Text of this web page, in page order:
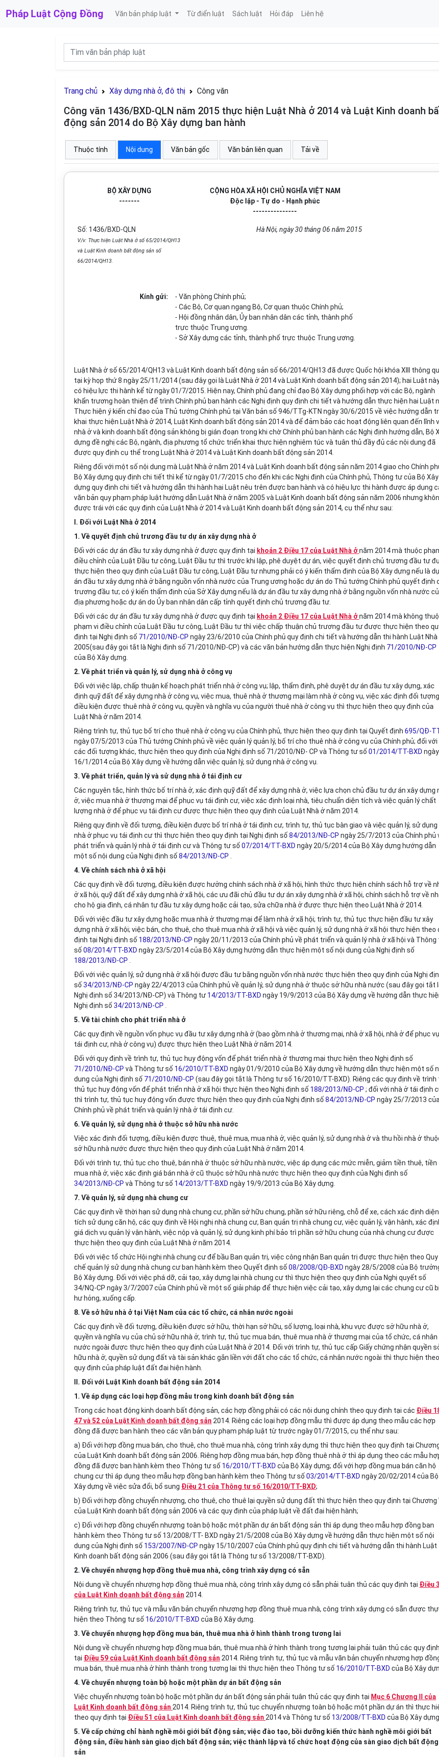
Pháp Luật Cộng Đồng Văn bản pháp luật Từ điển luật Sách luật Hỏi đáp Liên hệ
Trang chủ Xây dựng nhà ở, đô thị Công văn
Công văn 1436/BXD-QLN năm 2015 thực hiện Luật Nhà ở 2014 và Luật Kinh doanh
động sản 2014 do Bộ Xây dựng ban hành
Thuộc tính Nội dung Văn bản gốc Văn bản liên quan Tải về
BỘ XÂY DỰNG
-------
CỘNG HÒA XÃ HỘI CHỦ NGHĨA VIỆT NAM
Độc lập - Tự do - Hạnh phúc
---------------
Số: 1436/BXD-QLN
V/v: Thực hiện Luật Nhà ở số 65/2014/QH13
và LuậtKinh doanh bất động sản số
66/2014/QH13.
Hà Nội, ngày 30tháng06 năm 2015
Kính gửi:
- Văn phòng Chính phủ;
- Các Bộ, Cơ quan ngang Bộ, Cơ quan thuộc Chính phủ;
- Hội đồng nhân dân,Ủy ban nhân dân các tỉnh, thành phố
trực thuộc Trung ương.
- Sở Xây dựng các tỉnh, thành phố trực thuộc Trung ương.
Luật Nhà ở số 65/2014/QH13 và Luật Kinh doanh bất động sản số 66/2014/QH13 đã được Quốc hội khóa XIII thông
tại kỳ họp thứ 8 ngày 25/11/2014 (sau đây gọi là Luật Nhà ở 2014 và Luật Kinh doanh bất động sản 2014); hai Luật
có hiệu lực thi hành kể từ ngày 01/7/2015. Hiện nay, Chính phủ đang chỉ đạo Bộ Xây dựng phối hợp với các Bộ, ngành
khẩn trương hoàn thiện để trình Chính phủ ban hành các Nghị định quy định chi tiết và hướng dẫn thực hiện hai Luật
Thực hiện ý kiến chỉ đạo của Thủ tướng Chính phủ tại Văn bản số 946/TTg-KTN ngày 30/6/2015 về việc hướng dẫn
khai thực hiện Luật Nhà ở 2014, Luật Kinh doanh bất động sản 2014 và để đảm bảo các hoạt động liên quan đến lĩnh
nhà ở và kinh doanh bất động sản không bị gián đoạn trong khi chờ Chính phủ ban hành các Nghị định hướng dẫn, Bộ
dựng đề nghị các Bộ, ngành, địa phương tổ chức triển khai thực hiện nghiêm túc và tuân thủ đầy đủ các nội dung đã
được quy định cụ thể trong Luật Nhà ở 2014 và Luật Kinh doanh bất động sản 2014.
Riêng đối với một số nội dung mà Luật Nhà ở năm 2014 và Luật Kinh doanh bất động sản năm 2014 giao cho Chính
Bộ Xây dựng quy định chi tiết thì kể từ ngày 01/7/2015 cho đến khi các Nghị định của Chính phủ, Thông tư của Bộ Xây
dựng quy định chi tiết và hướng dẫn thi hành hai Luật nêu trên được ban hành và có hiệu lực thi hành được áp dụng
văn bản quy phạm pháp luật hướng dẫn Luật Nhà ở năm 2005 và Luật Kinh doanh bất động sản năm 2006 nhưng
được trái với các quy định của Luật Nhà ở 2014 và Luật Kinh doanh bất động sản 2014, cụ thể như sau:
I. Đối với Luật Nhà ở 2014
1. Về quyết định chủ trương đầu tư dự án xây dựng nhà ở
Đối với các dự án đầu tư xây dựng nhà ở được quy định tại khoản 2 Điều 17 của Luật Nhà ởnăm 2014 mà thuộc
điều chỉnh của Luật Đầu tư công, Luật Đầu tư thì trước khi lập, phê duyệt dự án, việc quyết định chủ trương đầu tư
thực hiện theo quy định của Luật Đầu tư công, Luật Đầu tư nhưng phải có ý kiến thẩm định của Bộ Xây dựng nếu là
án đầu tư xây dựng nhà ở bằng nguồn vốn nhà nước của Trung ương hoặc dự án do Thủ tướng Chính phủ quyết định
trương đầu tư; có ý kiến thẩm định của Sở Xây dựng nếu là dự án đầu tư xây dựng nhà ở bằng nguồn vốn nhà nước
địa phương hoặc dự án do Ủy ban nhân dân cấp tỉnh quyết định chủ trương đầu tư.
Đối với các dự án đầu tư xây dựng nhà ở được quy định tại khoản 2 Điều 17 của Luật Nhà ởnăm 2014 mà không
phạm vi điều chỉnh của Luật Đầu tư công, Luật Đầu tư thì việc chấp thuận chủ trương đầu tư được thực hiện theo
định tại Nghị định số 71/2010/NĐ-CP ngày 23/6/2010 của Chính phủ quy định chi tiết và hướng dẫn thi hành Luật Nhà
2005(sau đây gọi tắt là Nghị định số 71/2010/NĐ-CP) và các văn bản hướng dẫn thực hiện Nghị định 71/2010/NĐ-CP
của Bộ Xây dựng.
2. Về phát triển và quản lý, sử dụng nhà ở công vụ
Đối với việc lập, chấp thuận kế hoạch phát triển nhà ở công vụ; lập, thẩm định, phê duyệt dự án đầu tư xây dựng, xác
định quỹ đất để xây dựng nhà ở công vụ, việc mua, thuê nhà ở thương mại làm nhà ở công vụ, việc xác định đối
điều kiện được thuê nhà ở công vụ, quyền và nghĩa vụ của người thuê nhà ở công vụ thì thực hiện theo quy định của
Luật Nhà ở năm 2014.
Riêng trình tự, thủ tục bố trí cho thuê nhà ở công vụ của Chính phủ, thực hiện theo quy định tại Quyết định 695/QĐ-
ngày 07/5/2013 của Thủ tướng Chính phủ về việc quản lý quản lý, bố trí cho thuê nhà ở công vụ của Chính phủ; đối với
các đối tượng khác, thực hiện theo quy định của Nghị định số 71/2010/NĐ- CP và Thông tư số 01/2014/TT-BXD ngày
16/1/2014 của Bộ Xây dựng về hướng dẫn việc quản lý, sử dụng nhà ở công vụ.
3. Về phát triển, quản lý và sử dụng nhà ở tái định cư
Các nguyên tắc, hình thức bố trí nhà ở, xác định quỹ đất để xây dựng nhà ở, việc lựa chọn chủ đầu tư dự án xây dựng
ở, việc mua nhà ở thương mại để phục vụ tái định cư, việc xác định loại nhà, tiêu chuẩn diện tích và việc quản lý chất
lượng nhà ở để phục vụ tái định cư được thực hiện theo quy định của Luật Nhà ở năm 2014.
Riêng quy định về đối tượng, điều kiện được bố trí nhà ở tái định cư, trình tự, thủ tục bàn giao và việc quản lý, sử dụng
nhà ở phục vụ tái định cư thì thực hiện theo quy định tại Nghị định số 84/2013/NĐ-CP ngày 25/7/2013 của Chính phủ
phát triển và quản lý nhà ở tái định cư và Thông tư số 07/2014/TT-BXD ngày 20/5/2014 của Bộ Xây dựng hướng dẫn
một số nội dung của Nghị định số 84/2013/NĐ-CP
4. Về chính sách nhà ở xã hội
Các quy định về đối tượng, điều kiện được hưởng chính sách nhà ở xã hội, hình thức thực hiện chính sách hỗ trợ về
ở xã hội, quỹ đất để xây dựng nhà ở xã hội, các ưu đãi chủ đầu tư dự án xây dựng nhà ở xã hội, chính sách hỗ trợ về
cho hộ gia đình, cá nhân tự đầu tư xây dựng hoặc cải tạo, sửa chữa nhà ở được thực hiện theo Luật Nhà ở 2014.
Đối với việc đầu tư xây dựng hoặc mua nhà ở thương mại để làm nhà ở xã hội; trình tự, thủ tục thực hiện đầu tư xây
dựng nhà ở xã hội; việc bán, cho thuê, cho thuê mua nhà ở xã hội và việc quản lý, sử dụng nhà ở xã hội thực hiện theo
định tại Nghị định số 188/2013/NĐ-CP ngày 20/11/2013 của Chính phủ về phát triển và quản lý nhà ở xã hội và Thông
số 08/2014/TT-BXD ngày 23/5/2014 của Bộ Xây dựng hướng dẫn thực hiện một số nội dung của Nghị định số
188/2013/NĐ-CP
Đối với việc quản lý, sử dụng nhà ở xã hội được đầu tư bằng nguồn vốn nhà nước thực hiện theo quy định của Nghị
số 34/2013/NĐ-CP ngày 22/4/2013 của Chính phủ về quản lý, sử dụng nhà ở thuộc sở hữu nhà nước (sau đây gọi tắt
Nghị định số 34/2013/NĐ-CP) và Thông tư 14/2013/TT-BXD ngày 19/9/2013 của Bộ Xây dựng về hướng dẫn thực
Nghị định số 34/2013/NĐ-CP
5. Về tài chính cho phát triển nhà ở
Các quy định về nguồn vốn phục vụ đầu tư xây dựng nhà ở (bao gồm nhà ở thương mại, nhà ở xã hội, nhà ở để phục vụ
tái định cư, nhà ở công vụ) được thực hiện theo Luật Nhà ở năm 2014.
Đối với quy định về trình tự, thủ tục huy động vốn để phát triển nhà ở thương mại thực hiện theo Nghị định số
71/2010/NĐ-CP và Thông tư số 16/2010/TT-BXD ngày 01/9/2010 của Bộ Xây dựng về hướng dẫn thực hiện một số
dung của Nghị định số 71/2010/NĐ-CP (sau đây gọi tắt là Thông tư số 16/2010/TT-BXD). Riêng các quy định về trình
thủ tục huy động vốn để phát triển nhà ở xã hội thực hiện theo Nghị định số 188/2013/NĐ-CP ; đối với nhà ở tái định
thì trình tự, thủ tục huy động vốn được thực hiện theo quy định của Nghị định số 84/2013/NĐ-CP ngày 25/7/2013 của
Chính phủ về phát triển và quản lý nhà ở tái định cư.
6. Về quản lý, sử dụng nhà ở thuộc sở hữu nhà nước
Việc xác định đối tượng, điều kiện được thuê, thuê mua, mua nhà ở, việc quản lý, sử dụng nhà ở và thu hồi nhà ở
sở hữu nhà nước được thực hiện theo quy định của Luật Nhà ở năm 2014.
Đối với trình tự, thủ tục cho thuê, bán nhà ở thuộc sở hữu nhà nước, việc áp dụng các mức miễn, giảm tiền thuê, tiền
mua nhà ở, việc xác định giá bán nhà ở cũ thuộc sở hữu nhà nước thực hiện theo quy định của Nghị định số
34/2013/NĐ-CP và Thông tư số 14/2013/TT-BXD ngày 19/9/2013 của Bộ Xây dựng.
7. Về quản lý, sử dụng nhà chung cư
Các quy định về thời hạn sử dụng nhà chung cư, phần sở hữu chung, phần sở hữu riêng, chỗ để xe, cách xác định diện
tích sử dụng căn hộ, các quy định về Hội nghị nhà chung cư, Ban quản trị nhà chung cư, việc quản lý, vận hành, xác
giá dịch vụ quản lý vận hành, việc nộp và quản lý, sử dụng kinh phí bảo trì phần sở hữu chung của nhà chung cư được
thực hiện theo quy định của Luật Nhà ở năm 2014.
Đối với việc tổ chức Hội nghị nhà chung cư để bầu Ban quản trị, việc công nhận Ban quản trị được thực hiện theo Quy
chế quản lý sử dụng nhà chung cư ban hành kèm theo Quyết định số 08/2008/QĐ-BXD ngày 28/5/2008 của Bộ
Bộ Xây dựng. Đối với việc phá dỡ, cải tạo, xây dựng lại nhà chung cư thì thực hiện theo quy định của Nghị quyết số
34/NQ-CP ngày 3/7/2007 của Chính phủ về một số giải pháp để thực hiện việc cải tạo, xây dựng lại các chung cư cũ bị
hư hỏng, xuống cấp.
8. Về sở hữu nhà ở tại Việt Nam của các tổ chức, cá nhân nước ngoài
Các quy định về đối tượng, điều kiện được sở hữu, thời hạn sở hữu, số lượng, loại nhà, khu vực được sở hữu nhà ở,
quyền và nghĩa vụ của chủ sở hữu nhà ở, trình tự, thủ tục mua bán, thuê mua nhà ở thương mại của tổ chức, cá nhân
nước ngoài được thực hiện theo quy định của Luật Nhà ở 2014. Đối với trình tự, thủ tục cấp Giấy chứng nhận quyền
hữu nhà ở, quyền sử dụng đất và tài sản khác gắn liền với đất cho các tổ chức, cá nhân nước ngoài thì thực hiện theo
quy định của pháp luật đất đai hiện hành.
II. Đối với Luật Kinh doanh bất động sản 2014
1. Về áp dụng các loại hợp đồng mẫu trong kinh doanh bất động sản
Trong các hoạt động kinh doanh bất động sản, các hợp đồng phải có các nội dung chính theo quy định tại các Điều
47 và 52 của Luật Kinh doanh bất động sản 2014. Riêng các loại hợp đồng mẫu thì được áp dụng theo mẫu các hợp
đồng đã được ban hành theo các văn bản quy phạm pháp luật từ trước ngày 01/7/2015, cụ thể như sau:
a) Đối với hợp đồng mua bán, cho thuê, cho thuê mua nhà, công trình xây dựng thì thực hiện theo quy định tại
của Luật Kinh doanh bất động sản 2006. Riêng hợp đồng mua bán, hợp đồng thuê nhà ở thì áp dụng theo các mẫu
đồng đã được ban hành kèm theo Thông tư số 16/2010/TT-BXD của Bộ Xây dựng; đối với hợp đồng mua bán căn hộ
chung cư thì áp dụng theo mẫu hợp đồng ban hành kèm theo Thông tư số 03/2014/TT-BXD ngày 20/02/2014 của Bộ
Xây dựng về việc sửa đổi, bổ sung Điều 21 của Thông tư số 16/2010/TT-BXD;
b) Đối với hợp đồng chuyển nhượng, cho thuê, cho thuê lại quyền sử dụng đất thì thực hiện theo quy định tại Chương
của Luật Kinh doanh bất động sản 2006 và các quy định của pháp luật về đất đai hiện hành;
c) Đối với hợp đồng chuyển nhượng toàn bộ hoặc một phần dự án bất động sản thì áp dụng theo mẫu hợp đồng ban
hành kèm theo Thông tư số 13/2008/TT- BXD ngày 21/5/2008 của Bộ Xây dựng về hướng dẫn thực hiện một số nội
dung của Nghị định số 153/2007/NĐ-CP ngày 15/10/2007 của Chính phủ quy định chi tiết và hướng dẫn thi hành Luật
Kinh doanh bất động sản 2006 (sau đây gọi tắt là Thông tư số 13/2008/TT-BXD).
2. Về chuyển nhượng hợp đồng thuê mua nhà, công trình xây dựng có sẵn
Nội dung về chuyển nhượng hợp đồng thuê mua nhà, công trình xây dựng có sẵn phải tuân thủ các quy định tại Điều
của Luật Kinh doanh bất động sản 2014.
Riêng trình tự, thủ tục và mẫu văn bản chuyển nhượng hợp đồng thuê mua nhà, công trình xây dựng có sẵn được
hiện theo Thông tư số 16/2010/TT-BXD của Bộ Xây dựng.
3. Về chuyển nhượng hợp đồng mua bán, thuê mua nhà ở hình thành trong tương lai
Nội dung về chuyển nhượng hợp đồng mua bán, thuê mua nhà ở hình thành trong tương lai phải tuân thủ các quy định
tại Điều 59 của Luật Kinh doanh bất động sản 2014. Riêng trình tự, thủ tục và mẫu văn bản chuyển nhượng hợp
mua bán, thuê mua nhà ở hình thành trong tương lai thì thực hiện theo Thông tư số 16/2010/TT-BXD của Bộ Xây
4. Về chuyển nhượng toàn bộ hoặc một phần dự án bất động sản
Việc chuyển nhượng toàn bộ hoặc một phần dự án bất động sản phải tuân thủ các quy định tại Mục 6 Chương II của
Luật Kinh doanh bất động sản 2014. Riêng trình tự, thủ tục chuyển nhượng toàn bộ hoặc một phần dự án thì thực
theo quy định tại Điều 51 của Luật Kinh doanh bất động sản 2014 và Thông tư số 13/2008/TT-BXD của Bộ Xây dựng.
5. Về cấp chứng chỉ hành nghề môi giới bất động sản; việc đào tạo, bồi dưỡng kiến thức hành nghề môi giới bất
động sản, điều hành sàn giao dịch bất động sản; việc thành lập và tổ chức hoạt động của sàn giao dịch bất động
sản